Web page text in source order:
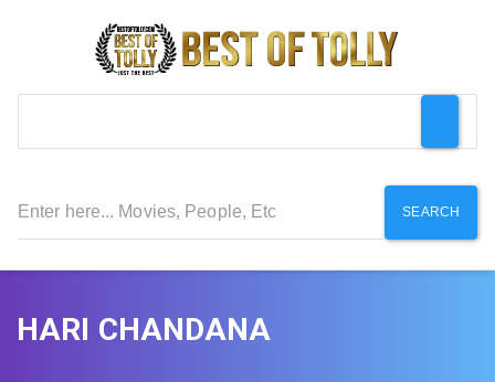
SEARCH
HARI CHANDANA